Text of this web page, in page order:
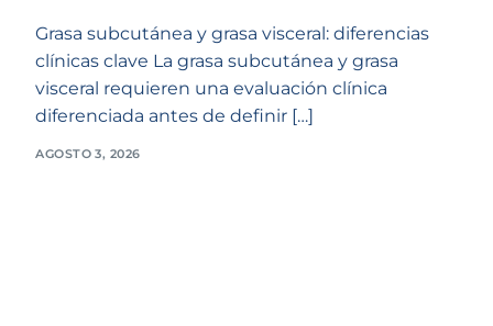
Grasa subcutánea y grasa visceral: diferencias
clínicas clave La grasa subcutánea y grasa
visceral requieren una evaluación clínica
diferenciada antes de definir […]
AGOSTO 3, 2026